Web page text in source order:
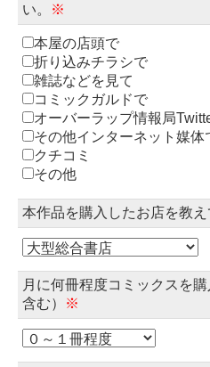
い。
※
本屋の店頭で
折り込みチラシで
雑誌などを見て
コミックガルドで
オーバーラップ情報局
その他インターネット媒体
クチコミ
その他
本作品を購入したお店を教え
月に何冊程度コミックスを
含む）
※